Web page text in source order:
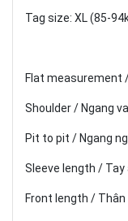
Tag size: XL (85-
Flat measurement
Shoulder / Ngang
Pit to pit / Ngang
Sleeve length / Tay
Front length /